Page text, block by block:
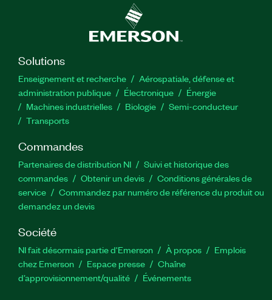
Solutions
Enseignement et recherche
Aérospatiale, défense et
administration publique
Électronique
Énergie​
Machines industrielles
Biologie
Semi-conducteur
Transports
Commandes
Partenaires de distribution NI
Suivi et historique des
commandes
Obtenir un devis
Conditions générales de
service
Commandez par numéro de référence du produit ou
demandez un devis
Société
NI fait désormais partie d'Emerson À propos
Emplois
chez Emerson
Espace presse
Chaîne
d’approvisionnement/qualité
Événements